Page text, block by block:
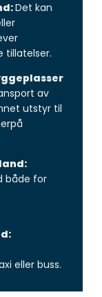
Det kan
tillatelser.
av
utstyr til
både for
eller buss.